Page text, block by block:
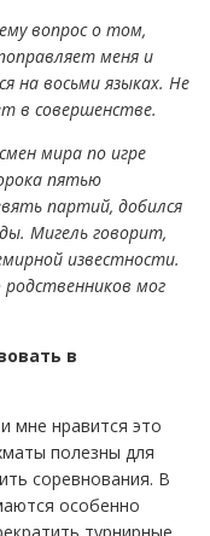
вопрос о том,
меня и
на восьми языках. Не
в совершенстве.
мира по игре
пятью
партий, добился
Мигель говорит,
известности.
мог
в
мне нравится это
полезны для
соревнования. В
особенно